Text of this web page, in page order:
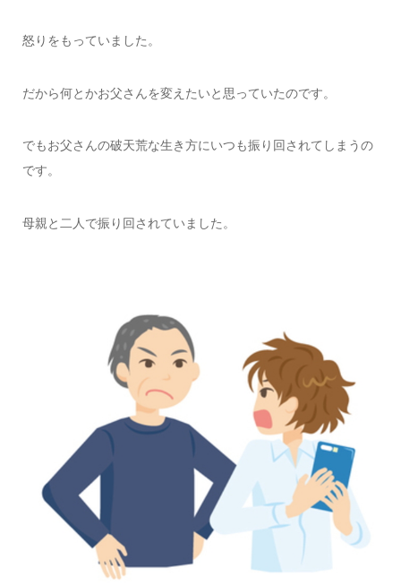
怒りをもっていました。
だから何とかお父さんを変えたいと思っていたのです。
でもお父さんの破天荒な生き方にいつも振り回されてしまうの
です。
母親と二人で振り回されていました。